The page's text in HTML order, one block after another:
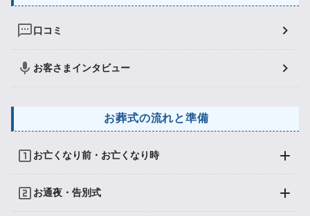
口コミ
お客さまインタビュー
お葬式の流れと準備
お亡くなり前・お亡くなり時
お通夜・告別式